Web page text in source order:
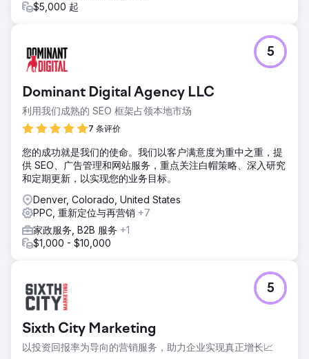
$5,000 起
Dominant Digital Agency LLC
利用我们成熟的 SEO 框架占领本地市场
7 条评价
5
您的成功就是我们的使命。我们以客户满意度为重中之重，提
供 SEO、广告管理和网站服务，重点关注白帽策略、深入研究
和定期更新，以实现您的业务目标。
Denver, Colorado, United States
PPC, 重新定位与再营销 +7
家政服务, B2B 服务 +1
$1,000 - $10,000
Sixth City Marketing
以投资回报率为导向的营销服务，助力企业实现真正增长📈
5